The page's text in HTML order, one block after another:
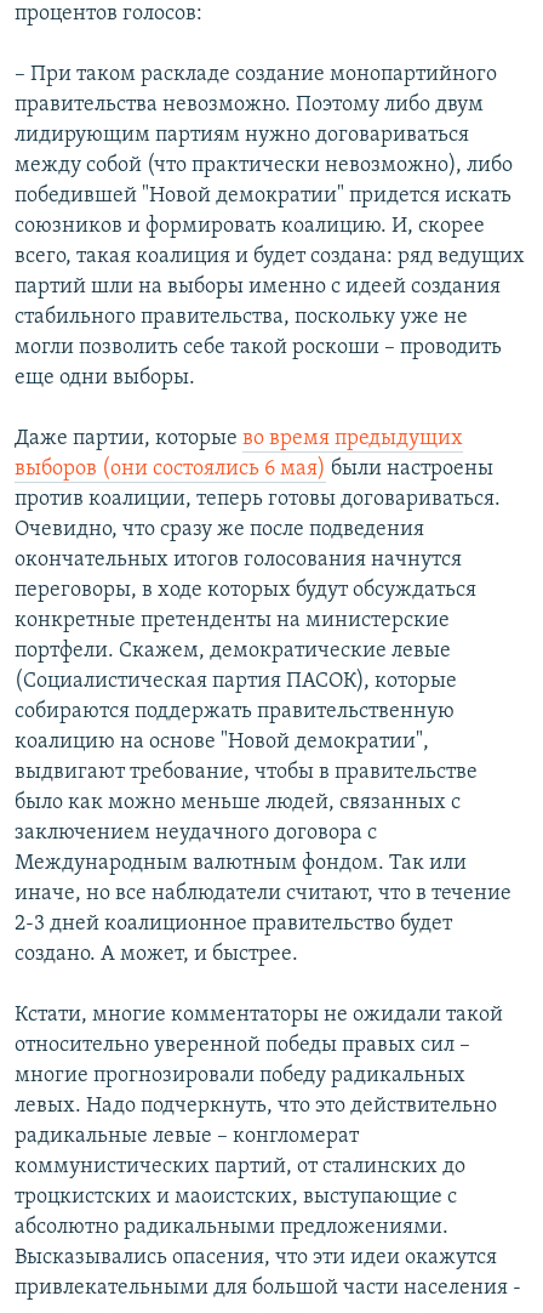
процентов голосов:
– При таком раскладе создание монопартийного
правительства невозможно. Поэтому либо двум
лидирующим партиям нужно договариваться
между собой (что практически невозможно), либо
победившей "Новой демократии" придется искать
союзников и формировать коалицию. И, скорее
всего, такая коалиция и будет создана: ряд ведущих
партий шли на выборы именно с идеей создания
стабильного правительства, поскольку уже не
могли позволить себе такой роскоши – проводить
еще одни выборы.
Даже партии, которые во время предыдущих
выборов (они состоялись 6 мая) были настроены
против коалиции, теперь готовы договариваться.
Очевидно, что сразу же после подведения
окончательных итогов голосования начнутся
переговоры, в ходе которых будут обсуждаться
конкретные претенденты на министерские
портфели. Скажем, демократические левые
(Социалистическая партия ПАСОК), которые
собираются поддержать правительственную
коалицию на основе "Новой демократии",
выдвигают требование, чтобы в правительстве
было как можно меньше людей, связанных с
заключением неудачного договора с
Международным валютным фондом. Так или
иначе, но все наблюдатели считают, что в течение
2-3 дней коалиционное правительство будет
создано. А может, и быстрее.
Кстати, многие комментаторы не ожидали такой
относительно уверенной победы правых сил –
многие прогнозировали победу радикальных
левых. Надо подчеркнуть, что это действительно
радикальные левые – конгломерат
коммунистических партий, от сталинских до
троцкистских и маоистских, выступающие с
абсолютно радикальными предложениями.
Высказывались опасения, что эти идеи окажутся
привлекательными для большой части населения -